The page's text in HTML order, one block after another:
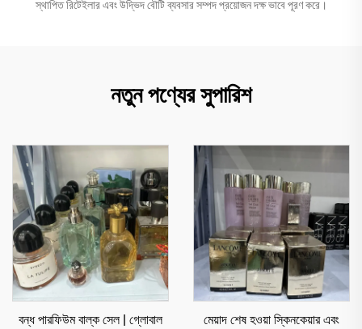
স্থাপিত রিটেইলার এবং উদ্ভিদ বৌটি ব্যবসার সম্পদ প্রয়োজন দক্ষ ভাবে পূরণ করে।
নতুন পণ্যের সুপারিশ
বন্ধ পারফিউম বাল্ক সেল | গ্লোবাল
মেয়াদ শেষ হওয়া স্কিনকেয়ার এবং